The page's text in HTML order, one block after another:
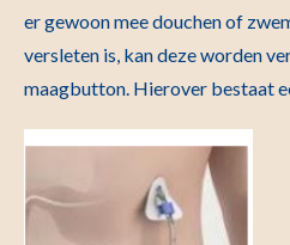
er gewoon mee douchen of
versleten is, kan deze worden
maagbutton. Hierover bestaat